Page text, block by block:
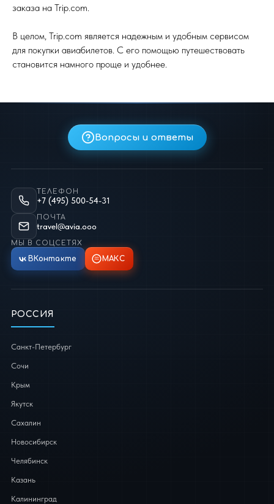
заказа на Trip.com.
В целом, Trip.com является надежным и удобным сервисом
для покупки авиабилетов. С его помощью путешествовать
становится намного проще и удобнее.
Вопросы и ответы
ТЕЛЕФОН
+7 (495) 500-54-31
ПОЧТА
travel@avia.ooo
МЫ В СОЦСЕТЯХ
ВКонтакте МАКС
РОССИЯ
Санкт-Петербург
Сочи
Крым
Якутск
Сахалин
Новосибирск
Челябинск
Казань
Калининград